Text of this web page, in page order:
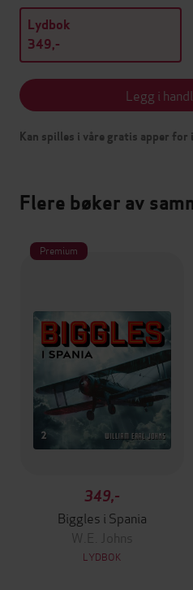
Lydbok
349,-
Legg i
Kan spilles i våre gratis apper
Flere bøker av
Premium
349,-
Biggles i Spania
W.E. Johns
LYDBOK